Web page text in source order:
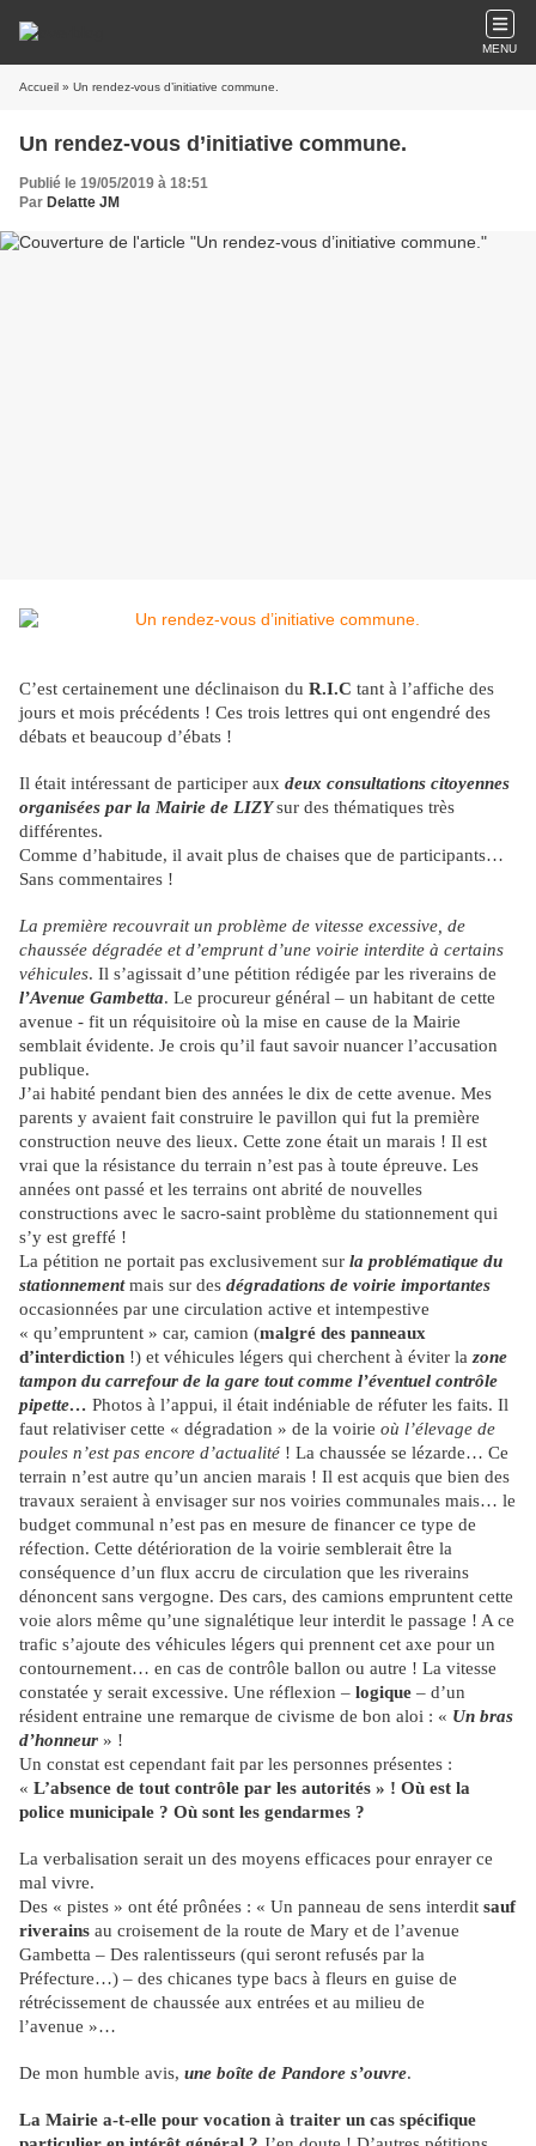
MENU
Accueil » Un rendez-vous d’initiative commune.
Un rendez-vous d’initiative commune.
Publié le 19/05/2019 à 18:51
Par Delatte JM
C’est certainement une déclinaison du R.I.C tant à l’affiche des
jours et mois précédents ! Ces trois lettres qui ont engendré des
débats et beaucoup d’ébats !
Il était intéressant de participer aux deux consultations citoyennes
organisées par la Mairie de LIZYsur des thématiques très
différentes.
Comme d’habitude, il avait plus de chaises que de participants…
Sans commentaires !
La première recouvrait un problème de vitesse excessive, de
chaussée dégradée et d’emprunt d’une voirie interdite à certains
véhicules. Il s’agissait d’une pétition rédigée par les riverains de
l’Avenue Gambetta. Le procureur général – un habitant de cette
avenue - fit un réquisitoire où la mise en cause de la Mairie
semblait évidente. Je crois qu’il faut savoir nuancer l’accusation
publique.
J’ai habité pendant bien des années le dix de cette avenue. Mes
parents y avaient fait construire le pavillon qui fut la première
construction neuve des lieux. Cette zone était un marais ! Il est
vrai que la résistance du terrain n’est pas à toute épreuve. Les
années ont passé et les terrains ont abrité de nouvelles
constructions avec le sacro-saint problème du stationnement qui
s’y est greffé !
La pétition ne portait pas exclusivement sur la problématique du
stationnementmais sur des dégradations de voirie importantes
occasionnées par une circulation active et intempestive
« qu’empruntent » car, camion (malgré des panneaux
d’interdiction !) et véhicules légers qui cherchent à éviter la zone
tampon du carrefour de la gare tout comme l’éventuel contrôle
pipette… Photos à l’appui, il était indéniable de réfuter les faits. Il
faut relativiser cette « dégradation » de la voirie où l’élevage de
poules n’est pas encore d’actualité ! La chaussée se lézarde… Ce
terrain n’est autre qu’un ancien marais ! Il est acquis que bien des
travaux seraient à envisager sur nos voiries communales mais… le
budget communal n’est pas en mesure de financer ce type de
réfection. Cette détérioration de la voirie semblerait être la
conséquence d’un flux accru de circulation que les riverains
dénoncent sans vergogne. Des cars, des camions empruntent cette
voie alors même qu’une signalétique leur interdit le passage ! A ce
trafic s’ajoute des véhicules légers qui prennent cet axe pour un
contournement… en cas de contrôle ballon ou autre ! La vitesse
constatée y serait excessive. Une réflexion – logique – d’un
résident entraine une remarque de civisme de bon aloi : « Un bras
d’honneur » !
Un constat est cependant fait par les personnes présentes :
« L’absence de tout contrôle par les autorités » ! Où est la
police municipale ? Où sont les gendarmes ?
La verbalisation serait un des moyens efficaces pour enrayer ce
mal vivre.
Des « pistes » ont été prônées : « Un panneau de sens interdit sauf
riverains au croisement de la route de Mary et de l’avenue
Gambetta – Des ralentisseurs (qui seront refusés par la
Préfecture…) – des chicanes type bacs à fleurs en guise de
rétrécissement de chaussée aux entrées et au milieu de
l’avenue »…
De mon humble avis, une boîte de Pandore s’ouvre.
La Mairie a-t-elle pour vocation à traiter un cas spécifique